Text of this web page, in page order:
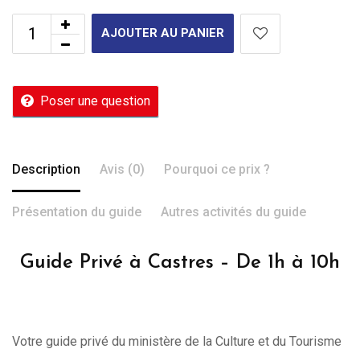
AJOUTER AU PANIER
Poser une question
Description Avis (0) Pourquoi ce prix ?
Présentation du guide Autres activités du guide
Guide Privé à Castres – De 1h à 10h
Votre guide privé du ministère de la Culture et du Tourisme